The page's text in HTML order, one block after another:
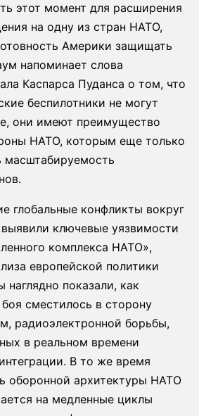
этот момент для расширения
на одну из стран НАТО,
Америки защищать
напоминает слова
Каспарса Пуданса о том, что
беспилотники не могут
они имеют преимущество
НАТО, которым еще только
масштабируемость
глобальные конфликты вокруг
ключевые уязвимости
комплекса НАТО»,
европейской политики
наглядно показали, как
сместилось в сторону
радиоэлектронной борьбы,
в реальном времени
В то же время
оборонной архитектуры НАТО
на медленные циклы